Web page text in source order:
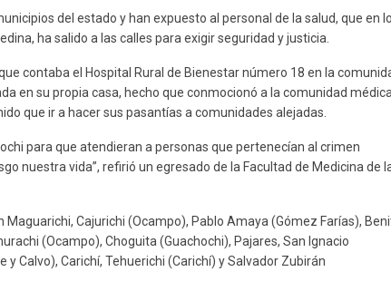
del estado y han expuesto al personal de la salud, que en
ha salido a las calles para exigir seguridad y justicia.
contaba el Hospital Rural de Bienestar número 18 en la
en su propia casa, hecho que conmocionó a la comunidad
que ir a hacer sus pasantías a comunidades alejadas.
para que atendieran a personas que pertenecían al crimen
nuestra vida”, refirió un egresado de la Facultad de Medicina de
Cajurichi (Ocampo), Pablo Amaya (Gómez Farías),
(Ocampo), Choguita (Guachochi), Pajares, San Ignacio
Calvo), Carichí, Tehuerichi (Carichí) y Salvador Zubirán